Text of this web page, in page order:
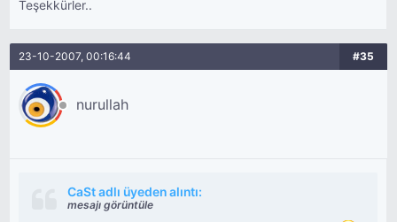
Teşekkürler..
23-10-2007, 00:16:44 #35
nurullah
CaSt adlı üyeden alıntı:
mesajı görüntüle